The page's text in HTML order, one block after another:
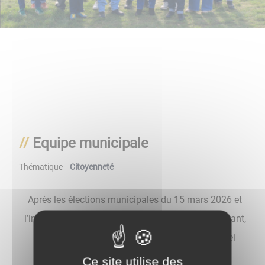
Equipe municipale
Thématique Citoyenneté
Après les élections municipales du 15 mars 2026 et
l’installation du conseil municipal le vendredi suivant,
les conseillers municipaux ont désigné le nouvel
exécutif. A savoir :
Ce site utilise des